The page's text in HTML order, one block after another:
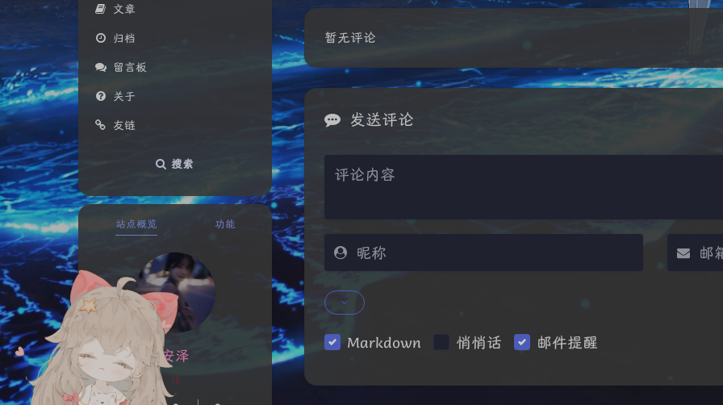
文章
归档
留言板
关于
友链
搜索
站点概览 功能
安泽
:(
豆
暂无评论
发送评论
Markdown 悄悄话 邮件提醒
(๑•̀ㅁ•́ฅ)